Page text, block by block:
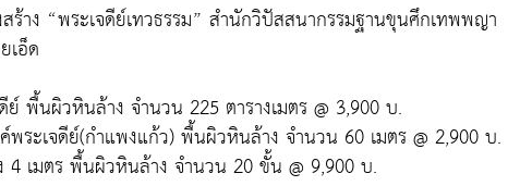
ร้าง “พระเจดีย์เทวธรรม” สำนักวิปัสสนากรรมฐานขุนศึกเทพพญา
เอ็ด
ย์ พื้นผิวหินล้าง จำนวน 225 ตารางเมตร @ 3,900 บ.
พระเจดีย์(กำแพงแก้ว) พื้นผิวหินล้าง จำนวน 60 เมตร @ 2,900 บ.
เมตร พื้นผิวหินล้าง จำนวน 20 ขั้น @ 9,900 บ.